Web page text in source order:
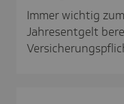
Immer wichtig
Jahresentgelt